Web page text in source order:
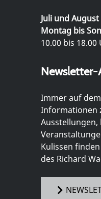
Juli und August
Montag bis
10.00 bis 18.00
Immer auf
Informationen
Kulissen
des Richard